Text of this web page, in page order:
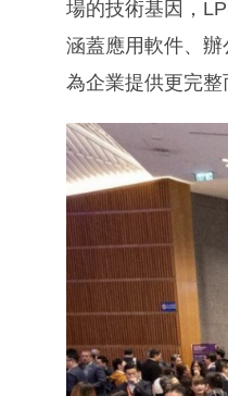
場的技術基因，
涵蓋應用軟件、
為企業提供更完整